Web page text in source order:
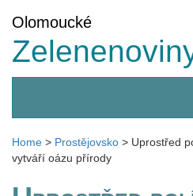
Olomoucké
Home > Prostějovsko > Uprostřed
vytváří oázu přírody